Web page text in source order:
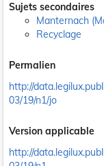
Sujets secondaires
Manternach
Recyclage
Permalien
http://
03/19/n1/jo
Version applicable
http://